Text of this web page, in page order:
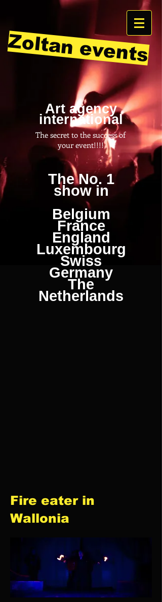
Zoltan events
Art agency
international
The secret to the success of
your event!!!!
The No. 1
show in
Belgium
France
England
Luxembourg
Swiss
Germany
The
Netherlands
Fire eater in
Wallonia